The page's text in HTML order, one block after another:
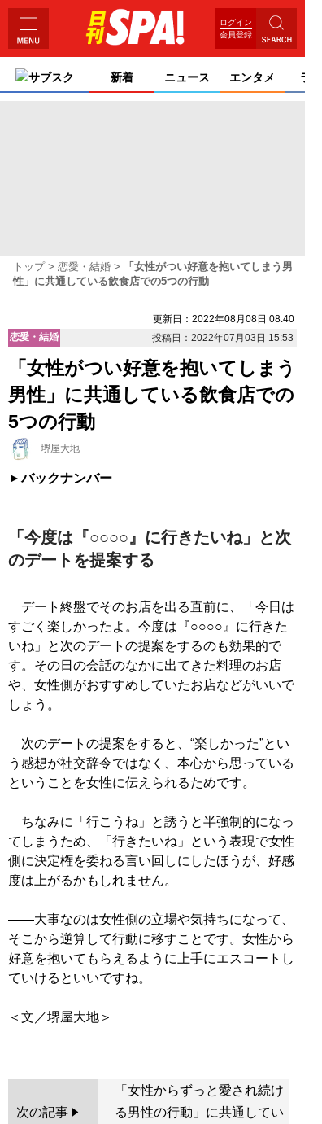
ログイン
会員登録
サブスク 新着 ニュース エンタメ ライ
トップ 恋愛・結婚
「女性がつい好意を抱いてしまう男
性」に共通している飲食店での5つの行動
更新日：2022年08月08日 08:40
恋愛・結婚
投稿日：2022年07月03日 15:53
「女性がつい好意を抱いてしまう
男性」に共通している飲食店での
5つの行動
堺屋大地
バックナンバー
「今度は『○○○○』に行きたいね」と次
のデートを提案する
デート終盤でそのお店を出る直前に、「今日は
すごく楽しかったよ。今度は『○○○○』に行きた
いね」と次のデートの提案をするのも効果的で
す。その日の会話のなかに出てきた料理のお店
や、女性側がおすすめしていたお店などがいいで
しょう。
次のデートの提案をすると、“楽しかった”とい
う感想が社交辞令ではなく、本心から思っている
ということを女性に伝えられるためです。
ちなみに「行こうね」と誘うと半強制的になっ
てしまうため、「行きたいね」という表現で女性
側に決定権を委ねる言い回しにしたほうが、好感
度は上がるかもしれません。
――大事なのは女性側の立場や気持ちになって、
そこから逆算して行動に移すことです。女性から
好意を抱いてもらえるように上手にエスコートし
ていけるといいですね。
＜文／堺屋大地＞
次の記事
「女性からずっと愛され続け
る男性の行動」に共通してい